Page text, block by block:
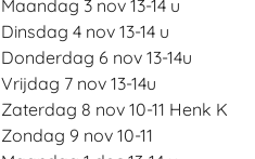
Maandag 3 nov 13-14 u
Dinsdag 4 nov 13-14 u
Donderdag 6 nov 13-14u
Vrijdag 7 nov 13-14u
Zaterdag 8 nov 10-11 Henk K
Zondag 9 nov 10-11